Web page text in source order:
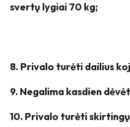
svertų lygiai 70 kg;
8. Privalo turėti dailius
9. Negalima kasdien
10. Privalo turėti